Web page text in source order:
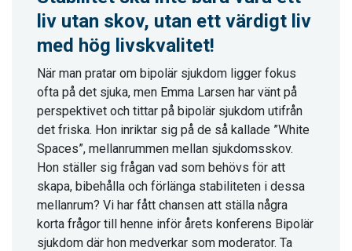
liv utan skov, utan ett värdigt liv
med hög livskvalitet!
När man pratar om bipolär sjukdom ligger fokus
ofta på det sjuka, men Emma Larsen har vänt på
perspektivet och tittar på bipolär sjukdom utifrån
det friska. Hon inriktar sig på de så kallade ”White
Spaces”, mellanrummen mellan sjukdomsskov.
Hon ställer sig frågan vad som behövs för att
skapa, bibehålla och förlänga stabiliteten i dessa
mellanrum? Vi har fått chansen att ställa några
korta frågor till henne inför årets konferens Bipolär
sjukdom där hon medverkar som moderator. Ta